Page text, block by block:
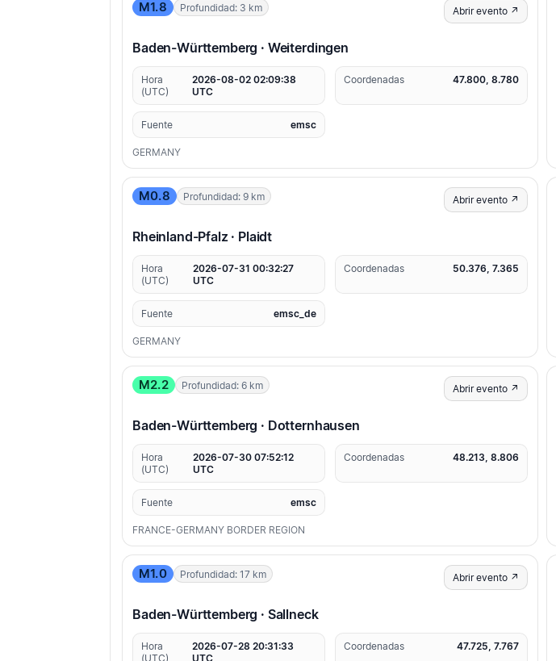
M1.8 Profundidad: 3 km Abrir evento ↗
Baden-Württemberg · Weiterdingen
Hora
(UTC)
2026-08-02 02:09:38
UTC
Coordenadas 47.800, 8.780
Fuente emsc
GERMANY
M0.8 Profundidad: 9 km Abrir evento ↗
Rheinland-Pfalz · Plaidt
Hora
(UTC)
2026-07-31 00:32:27
UTC
Coordenadas 50.376, 7.365
Fuente emsc_de
GERMANY
M2.2 Profundidad: 6 km Abrir evento ↗
Baden-Württemberg · Dotternhausen
Hora
(UTC)
2026-07-30 07:52:12
UTC
Coordenadas 48.213, 8.806
Fuente emsc
FRANCE-GERMANY BORDER REGION
M1.0 Profundidad: 17 km Abrir evento ↗
Baden-Württemberg · Sallneck
Hora
(UTC)
2026-07-28 20:31:33
UTC
Coordenadas 47.725, 7.767